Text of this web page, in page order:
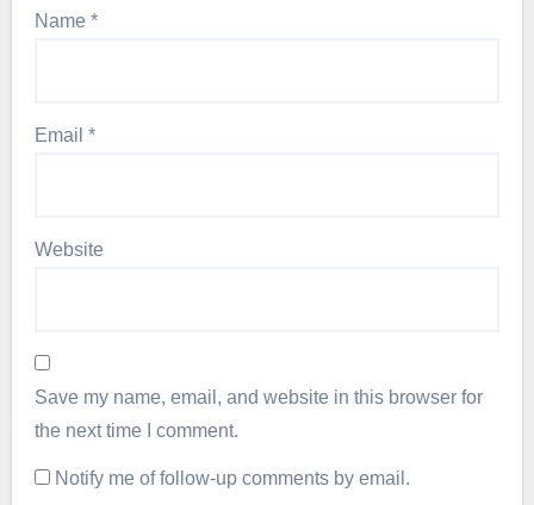
Name *
Email *
Website
Save my name, email, and website in this browser for
the next time I comment.
Notify me of follow-up comments by email.